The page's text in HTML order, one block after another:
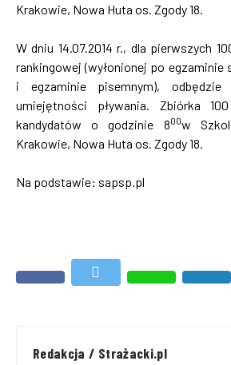
Krakowie, Nowa Huta os. Zgody 18.
W dniu 14.07.2014 r., dla pierwszych
rankingowej (wyłonionej po
i egzaminie pisemnym),
umiejętności pływania. Zbiórka
kandydatów o godzinie 800w
Krakowie, Nowa Huta os. Zgody 18.
Na podstawie: sapsp.pl
Redakcja / Strażacki.pl